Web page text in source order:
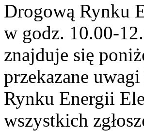
Drogową Rynku
w godz. 10.00-
znajduje się
przekazane
Rynku Energii
wszystkich